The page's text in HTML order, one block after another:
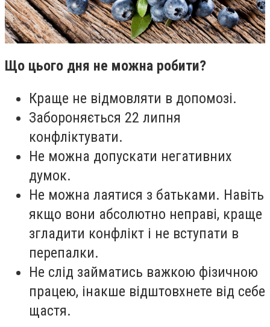
Що цього дня не можна робити?
Краще не відмовляти в допомозі.
Забороняється 22 липня
конфліктувати.
Не можна допускати негативних
думок.
Не можна лаятися з батьками. Навіть
якщо вони абсолютно неправі, краще
згладити конфлікт і не вступати в
перепалки.
Не слід займатись важкою фізичною
працею, інакше відштовхнете від себе
щастя.